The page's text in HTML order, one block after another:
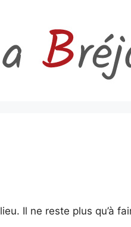
Il ne reste plus qu’à